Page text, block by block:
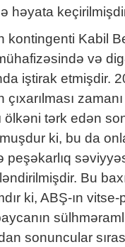
həyata
kontingenti Kabil
və
iştirak etmişdir.
çıxarılması
ölkəni tərk edən
ki, bu da
peşəkarlıq
Bu
ki, ABŞ-ın
sonuncular